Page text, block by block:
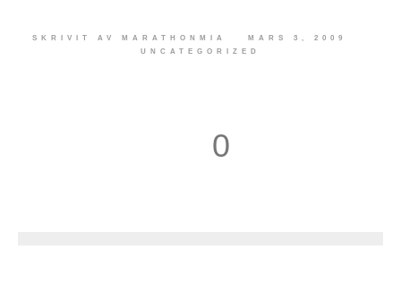
SKRIVIT AV MARATHONMIA
MARS 3, 2009
UNCATEGORIZED
0